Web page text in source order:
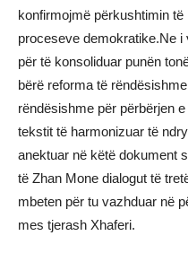
konfirmojmë përkushtimin
proceseve demokratike.Ne i
për të konsoliduar punën
bërë reforma të
rëndësishme për përbërjen
tekstit të harmonizuar të
anektuar në këtë dokument
të Zhan Mone dialogut të
mbeten për tu vazhduar në
mes tjerash Xhaferi.